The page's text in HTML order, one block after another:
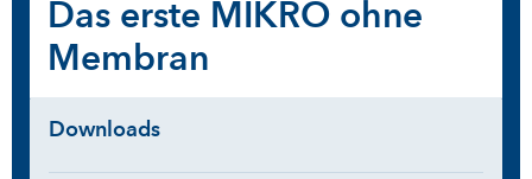
Das erste MIKRO ohne
Membran
Downloads